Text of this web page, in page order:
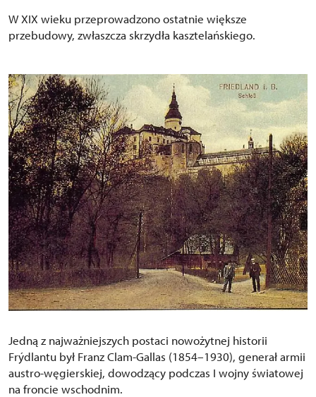
W XIX wieku przeprowadzono ostatnie większe
przebudowy, zwłaszcza skrzydła kasztelańskiego.
Jedną z najważniejszych postaci nowożytnej historii
Frýdlantu był Franz Clam-Gallas (1854–1930), generał armii
austro-węgierskiej, dowodzący podczas I wojny światowej
na froncie wschodnim.